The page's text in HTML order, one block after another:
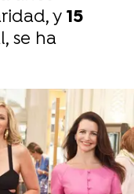
y 15
se ha